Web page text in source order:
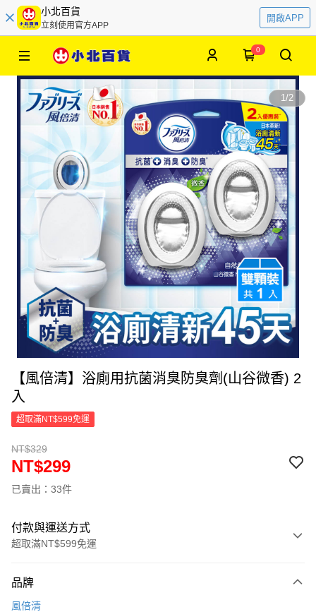
小北百貨
立刻使用官方APP
開啟APP
0
1/2
【風倍清】浴廁用抗菌消臭防臭劑(山谷微香) 2
入
超取滿NT$599免運
NT$329
NT$299
已賣出：33件
付款與運送方式
超取滿NT$599免運
信用卡一次付款
品牌
風倍清